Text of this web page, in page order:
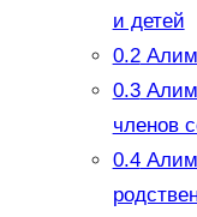
и детей
0.2
0.3
членов
0.4